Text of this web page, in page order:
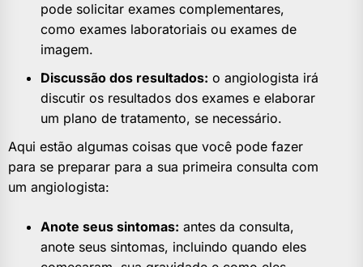
pode solicitar exames complementares,
como exames laboratoriais ou exames de
imagem.
Discussão dos resultados: o angiologista irá
discutir os resultados dos exames e elaborar
um plano de tratamento, se necessário.
Aqui estão algumas coisas que você pode fazer
para se preparar para a sua primeira consulta com
um angiologista:
Anote seus sintomas: antes da consulta,
anote seus sintomas, incluindo quando eles